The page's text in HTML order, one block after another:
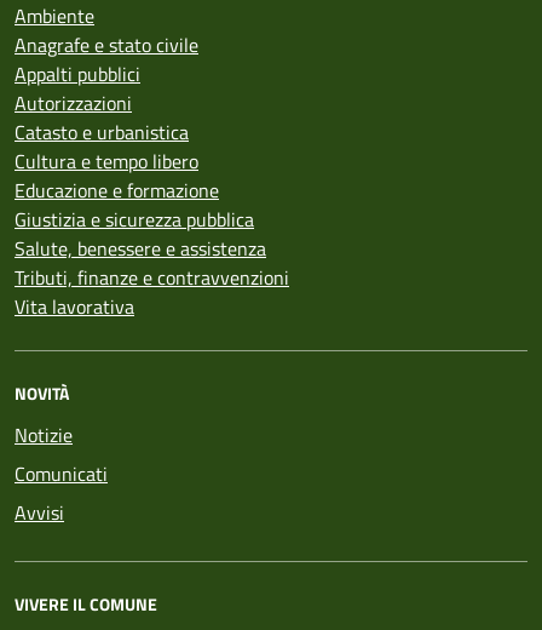
Ambiente
Anagrafe e stato civile
Appalti pubblici
Autorizzazioni
Catasto e urbanistica
Cultura e tempo libero
Educazione e formazione
Giustizia e sicurezza pubblica
Salute, benessere e assistenza
Tributi, finanze e contravvenzioni
Vita lavorativa
NOVITÀ
Notizie
Comunicati
Avvisi
VIVERE IL COMUNE